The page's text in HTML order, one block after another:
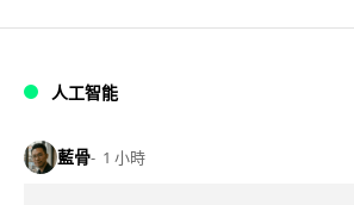
人工智能
藍骨 1 小時